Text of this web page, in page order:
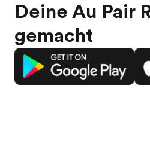
Deine Au Pair
gemacht